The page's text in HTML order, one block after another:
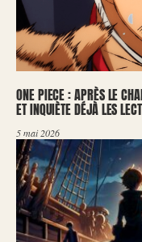
ONE PIECE : APRÈS LE
ET INQUIÈTE DÉJÀ LES
5 mai 2026